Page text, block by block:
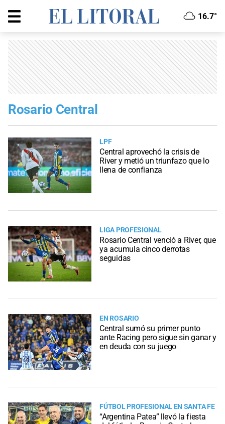
16.7°
Rosario Central
LPF
Central aprovechó la crisis de
River y metió un triunfazo que lo
llena de confianza
LIGA PROFESIONAL
Rosario Central venció a River, que
ya acumula cinco derrotas
seguidas
EN ROSARIO
Central sumó su primer punto
ante Racing pero sigue sin ganar y
en deuda con su juego
FÚTBOL PROFESIONAL EN SANTA FE
“Argentina Patea” llevó la fiesta